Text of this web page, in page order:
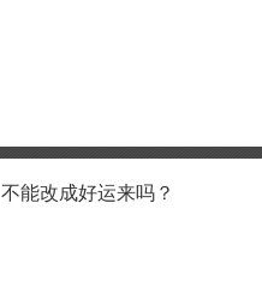
不能改成好运来吗？